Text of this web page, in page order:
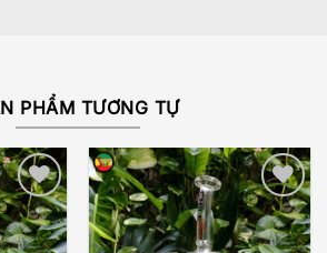
PHẨM TƯƠNG TỰ
Add to
wishlist
Add to
wishlist